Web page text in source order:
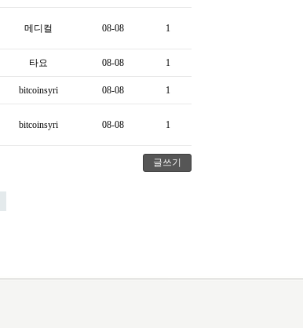
메디컬 08-08 1
타요 08-08 1
bitcoinsyri 08-08 1
bitcoinsyri 08-08 1
글쓰기